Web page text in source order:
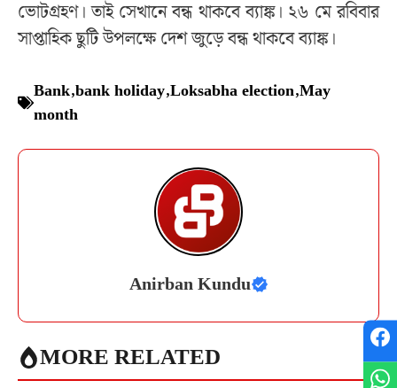
ভোটগ্রহণ। তাই সেখানে বন্ধ থাকবে ব্যাঙ্ক। ২৬ মে রবিবার
সাপ্তাহিক ছুটি উপলক্ষে দেশ জুড়ে বন্ধ থাকবে ব্যাঙ্ক।
Bank,bank holiday,Loksabha election,May
month
Anirban Kundu
MORE RELATED